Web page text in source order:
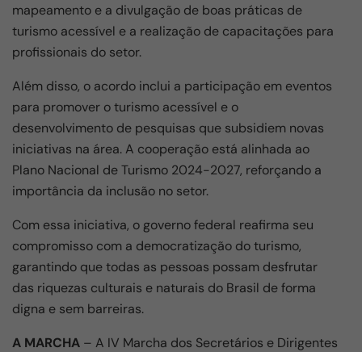
mapeamento e a divulgação de boas práticas de
turismo acessível e a realização de capacitações para
profissionais do setor.
Além disso, o acordo inclui a participação em eventos
para promover o turismo acessível e o
desenvolvimento de pesquisas que subsidiem novas
iniciativas na área. A cooperação está alinhada ao
Plano Nacional de Turismo 2024-2027, reforçando a
importância da inclusão no setor.
Com essa iniciativa, o governo federal reafirma seu
compromisso com a democratização do turismo,
garantindo que todas as pessoas possam desfrutar
das riquezas culturais e naturais do Brasil de forma
digna e sem barreiras.
A MARCHA – A IV Marcha dos Secretários e Dirigentes